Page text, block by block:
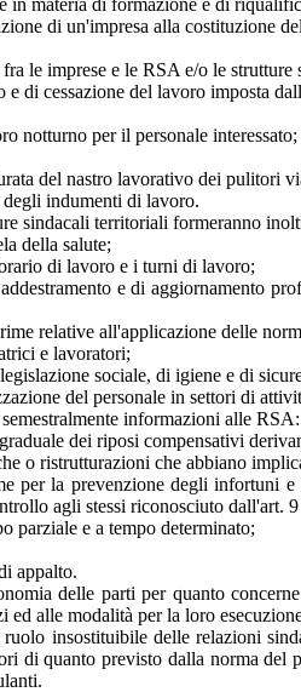
di un'impresa alla costituzione
le imprese e le RSA e/o le
e di cessazione del lavoro imposta
notturno per il personale interessato;
del nastro lavorativo dei pulitori
degli indumenti di lavoro.
sindacali territoriali formeranno
della salute;
di lavoro e i turni di lavoro;
e di aggiornamento
relative all'applicazione delle
e lavoratori;
sociale, di igiene e di
del personale in settori di
informazioni alle RSA:
dei riposi compensativi
o ristrutturazioni che abbiano
per la prevenzione degli infortuni
agli stessi riconosciuto dall'art.
parziale e a tempo determinato;
appalto.
delle parti per quanto
ed alle modalità per la loro
insostituibile delle relazioni
di quanto previsto dalla norma del